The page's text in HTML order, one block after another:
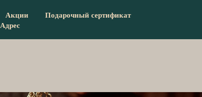
Акции
Подарочный сертификат
Адрес